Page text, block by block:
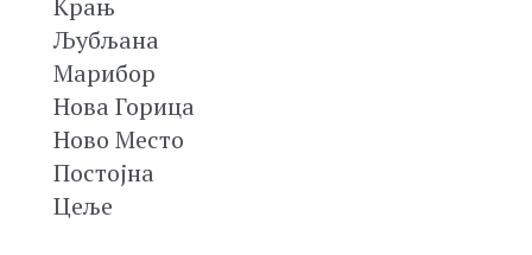
Љубљана
Марибор
Нова Горица
Ново Место
Постојна
Цеље